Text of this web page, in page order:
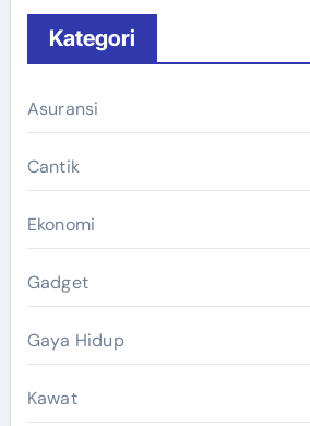
Kategori
Asuransi
Cantik
Ekonomi
Gadget
Gaya Hidup
Kawat